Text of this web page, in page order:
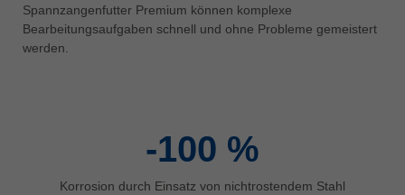
ประเทศไทย
ไทย
Spannzangenfutter Premium können komplexe
Bearbeitungsaufgaben schnell und ohne Probleme gemeistert
werden.
-100 %
Korrosion durch Einsatz von nichtrostendem Stahl